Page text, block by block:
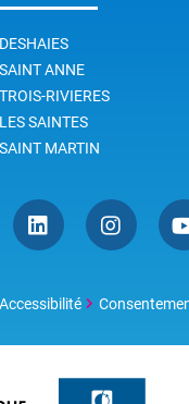
ANNE
RIVIERES
SAINTES
MARTIN
Accessibilité